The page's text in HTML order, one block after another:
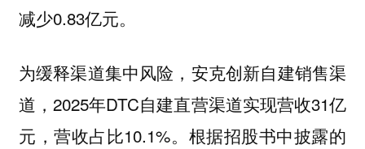
减少0.83亿元。
为缓释渠道集中风险，安克创新自建销售渠
道，2025年DTC自建直营渠道实现营收31亿
元，营收占比10.1%。根据招股书中披露的